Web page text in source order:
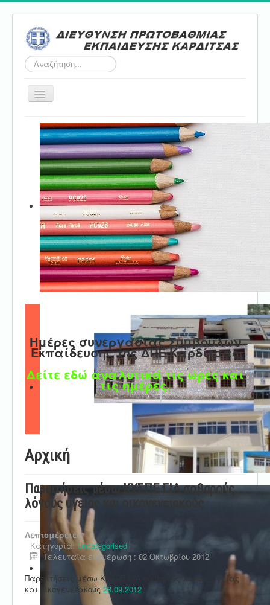
Αναζήτηση...
Εναλλαγή
Αρχική
ΔΠΕ
Τμήμα Α'
Τμήμα Β'
Τμήμα Γ'
Τμήμα Δ'
Τμήμα E'
Επικοινωνία
Ημέρες συνεργασίας Συμβούλων
Εκπαίδευσης της ΔΠΕ Καρδίτσας
Δείτε εδώ αναλυτικά τις ώρες και
τις ημέρες.
Αρχική
Παραιτήσεις μέσω ΚΥΣΠΕ ΓΙΑ σοβαρούς
λόγους υγείας και οικογενειακούς
Λεπτομέρειες
Κατηγορία: Uncategorised
Τελευταία ενημέρωση : 02 Οκτωβρίου 2012
Παραιτήσεις μέσω ΚΥΣΠΕ ΓΙΑ σοβαρούς λόγους υγείας
και οικογενειακούς 28.09.2012